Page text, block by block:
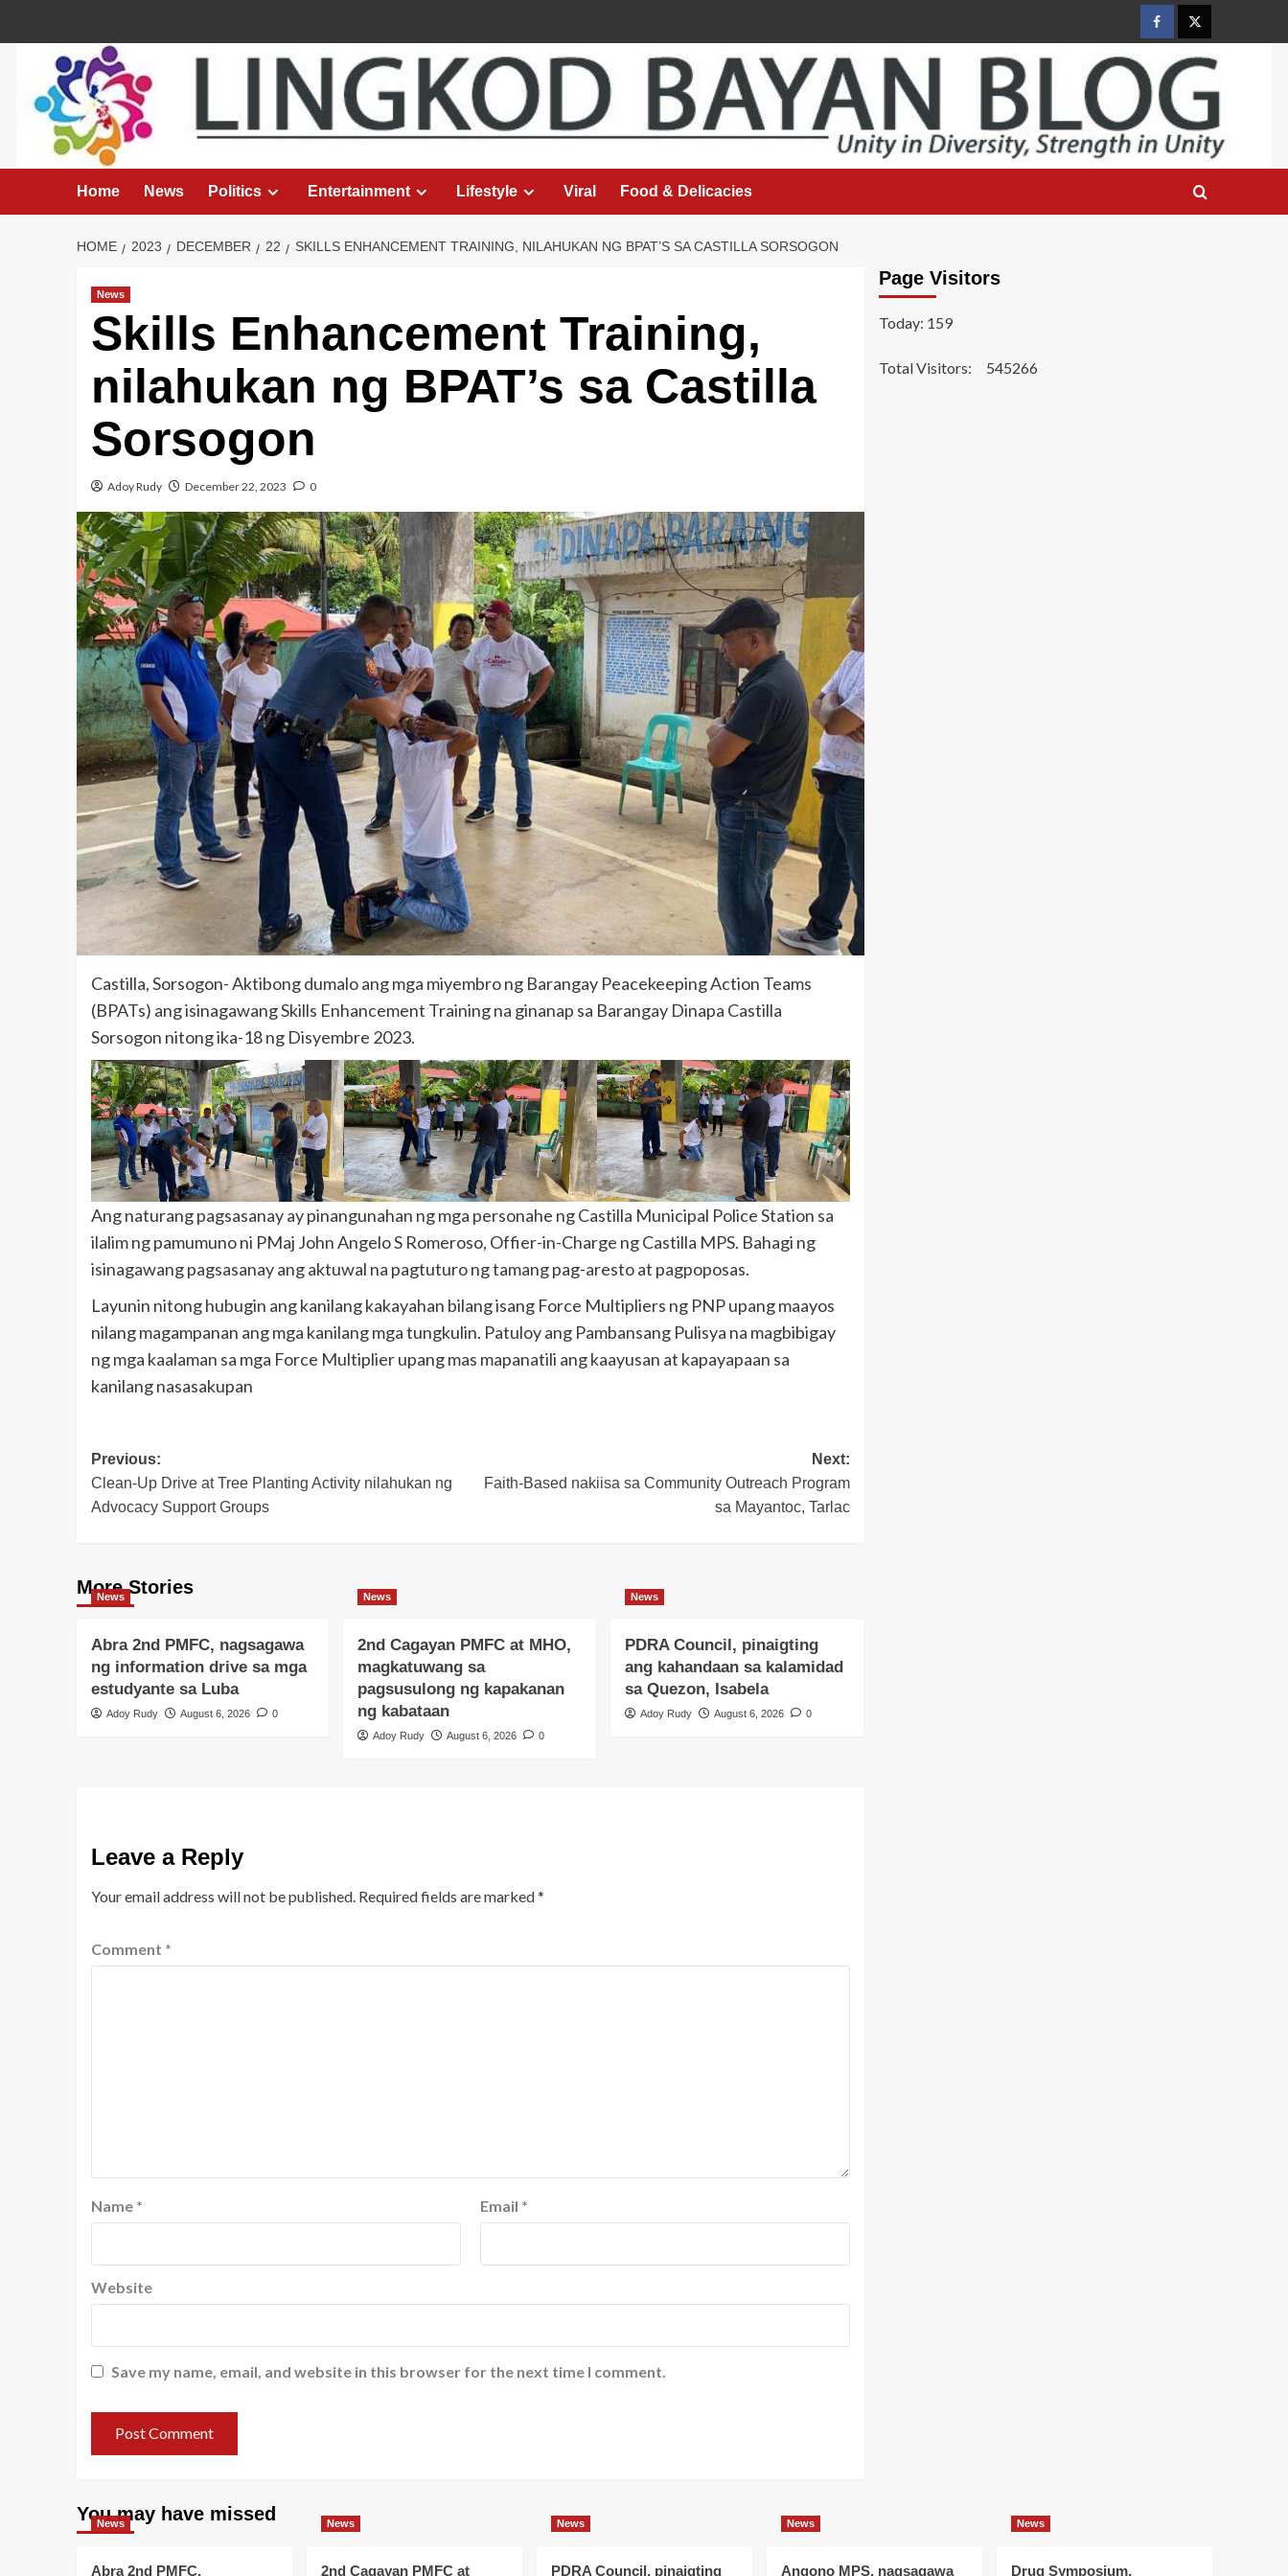
FacebookTwitter
Home News Politics Entertainment Lifestyle Viral Food & Delicacies
HOME 2023 DECEMBER 22 SKILLS ENHANCEMENT TRAINING, NILAHUKAN NG BPAT’S SA CASTILLA SORSOGON
News
Skills Enhancement Training,
nilahukan ng BPAT’s sa Castilla
Sorsogon
Adoy Rudy December 22, 2023 0
Castilla, Sorsogon- Aktibong dumalo ang mga miyembro ng Barangay Peacekeeping Action Teams
(BPATs) ang isinagawang Skills Enhancement Training na ginanap sa Barangay Dinapa Castilla
Sorsogon nitong ika-18 ng Disyembre 2023.
Ang naturang pagsasanay ay pinangunahan ng mga personahe ng Castilla Municipal Police Station sa
ilalim ng pamumuno ni PMaj John Angelo S Romeroso, Offier-in-Charge ng Castilla MPS. Bahagi ng
isinagawang pagsasanay ang aktuwal na pagtuturo ng tamang pag-aresto at pagpoposas.
Layunin nitong hubugin ang kanilang kakayahan bilang isang Force Multipliers ng PNP upang maayos
nilang magampanan ang mga kanilang mga tungkulin. Patuloy ang Pambansang Pulisya na magbibigay
ng mga kaalaman sa mga Force Multiplier upang mas mapanatili ang kaayusan at kapayapaan sa
kanilang nasasakupan
Post
navigation
Previous:
Clean-Up Drive at Tree Planting Activity nilahukan ng
Advocacy Support Groups
Next:
Faith-Based nakiisa sa Community Outreach Program
sa Mayantoc, Tarlac
More Stories
News
Abra 2nd PMFC, nagsagawa
ng information drive sa mga
estudyante sa Luba
Adoy Rudy August 6, 2026 0
News
2nd Cagayan PMFC at MHO,
magkatuwang sa
pagsusulong ng kapakanan
ng kabataan
Adoy Rudy August 6, 2026 0
News
PDRA Council, pinaigting
ang kahandaan sa kalamidad
sa Quezon, Isabela
Adoy Rudy August 6, 2026 0
Leave a Reply
Your email address will not be published. Required fields are marked*
Comment *
Name * Email *
Website
Save my name, email, and website in this browser for the next time I comment.
Page Visitors
Today: 159
Total Visitors: 545266
You may have missed
News
Abra 2nd PMFC,
News
2nd Cagayan PMFC at
News
PDRA Council, pinaigting
News
Angono MPS, nagsagawa
News
Drug Symposium,